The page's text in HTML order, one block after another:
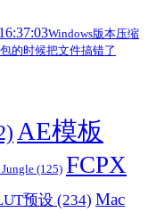
Windows版本压缩
的时候把文件搞错了
AE模板
(125) FCPX
预设 (234) Mac